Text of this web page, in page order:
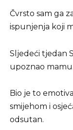
Čvrsto sam ga
ispunjenja koji
Sljedeći tjedan
upoznao mamu.
Bio je to
smijehom i
odsutan.